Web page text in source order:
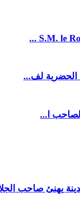
S.M. le
الحضرية لف...
لصاحب ا...
بمناسبة